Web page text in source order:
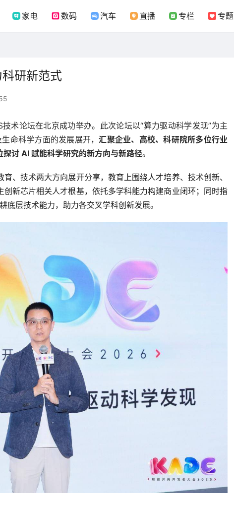
家电 数码 汽车 直播 专栏 专题
研新范式
论坛在北京成功举办。此次论坛以“算力驱动科学发现”为主
命科学方面的发展展开，汇聚企业、高校、科研院所多位行业
讨 AI 赋能科学研究的新方向与新路径。
、技术两大方向展开分享，教育上围绕人才培养、技术创新、
新芯片相关人才根基，依托多学科能力构建商业闭环；同时指
层技术能力，助力各交叉学科创新发展。